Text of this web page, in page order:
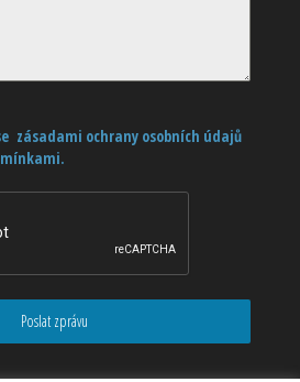
zásadami ochrany osobních údajů
Poslat zprávu